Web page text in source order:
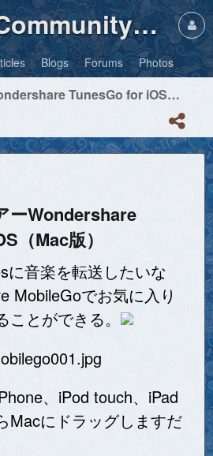
Insoler Community・Photos
Blogs Forums Photos
ワンダーシェアーWondershare TunesGo for iOS（Mac版）
ーWondershare
（Mac版）
に音楽を転送したいな
MobileGoでお気に入り
とができる。
、iPod touch、iPad
Macにドラッグしますだ